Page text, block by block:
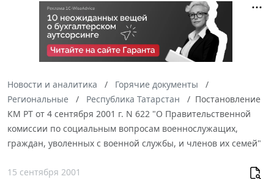
Новости и аналитика
Горячие документы
Региональные
Республика Татарстан
Постановление
КМ РТ от 4 сентября 2001 г. N 622 "О Правительственной
комиссии по социальным вопросам военнослужащих,
граждан, уволенных с военной службы, и членов их семей"
15 сентября 2001